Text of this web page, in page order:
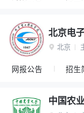
北京电
 北京
网报公告 招生
中国农